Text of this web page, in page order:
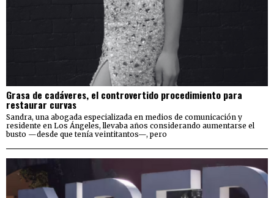
Grasa de cadáveres, el controvertido procedimiento para
restaurar curvas
Sandra, una abogada especializada en medios de comunicación y
residente en Los Ángeles, llevaba años considerando aumentarse el
busto —desde que tenía veintitantos—, pero